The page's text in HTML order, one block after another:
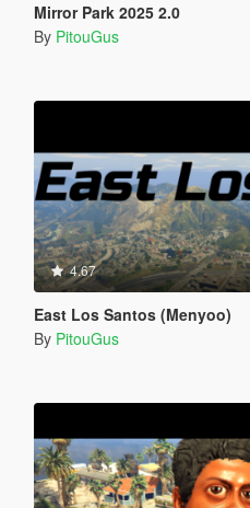
Mirror Park 2025 2.0
By PitouGus
4.67
East Los Santos (Menyoo)
By PitouGus